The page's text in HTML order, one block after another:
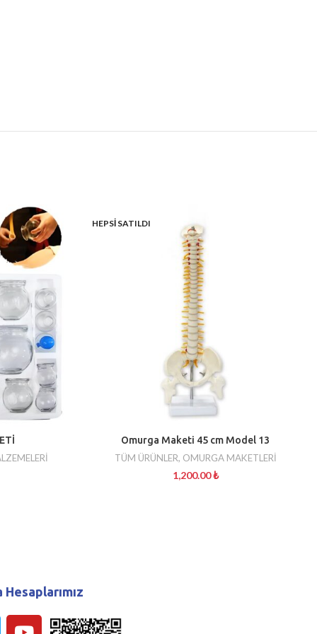
HEPSI SATILDI
Omurga Maketi 45 cm Model 13
TÜM ÜRÜNLER, OMURGA MAKETLERİ
1,200.00₺